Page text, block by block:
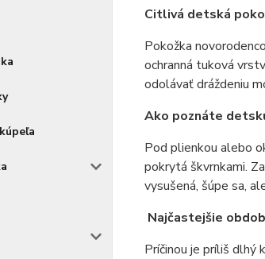
Citlivá detská
Pokožka
ochranná tuková
odolávať dráždeniu
Ako poznáte
Pod plienkou alebo
pokrytá škvrnkami.
vysušená, šúpe sa,
Najčastejšie
Príčinou je príliš dlhý